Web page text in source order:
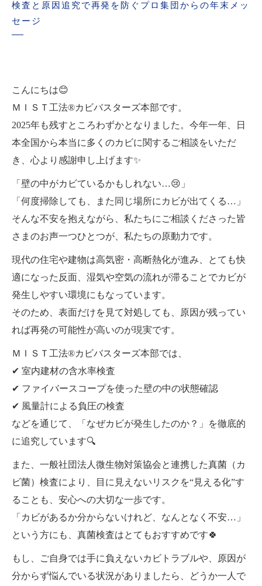
検査と原因追究で再発を防ぐプロ集団からの年末メッ
セージ
こんにちは😊
ＭＩＳＴ工法®カビバスターズ本部です。
2025年も残すところわずかとなりました。今年一年、日
本全国から本当に多くのカビに関するご相談をいただ
き、心より感謝申し上げます✨
「壁の中がカビているかもしれない…😢」
「何度掃除しても、また同じ場所にカビが出てくる…」
そんな不安を抱えながら、私たちにご相談くださった皆
さまのお声一つひとつが、私たちの原動力です。
現代の住宅や建物は高気密・高断熱化が進み、とても快
適になった反面、湿気や空気の流れが滞ることでカビが
発生しやすい環境にもなっています。
そのため、表面だけを見て対処しても、原因が残ってい
れば再発の可能性が高いのが現実です。
ＭＩＳＴ工法®カビバスターズ本部では、
✔ 室内建材の含水率検査
✔ ファイバースコープを使った壁の中の状態確認
✔ 風量計による負圧の検査
などを通じて、「なぜカビが発生したのか？」を徹底的
に追究しています🔍
また、一般社団法人微生物対策協会と連携した真菌（カ
ビ菌）検査により、目に見えないリスクを“見える化”す
ることも、安心への大切な一歩です。
「カビがあるか分からないけれど、なんとなく不安…」
という方にも、真菌検査はとてもおすすめです🍀
もし、ご自身では手に負えないカビトラブルや、原因が
分からず悩んでいる状況がありましたら、どうか一人で